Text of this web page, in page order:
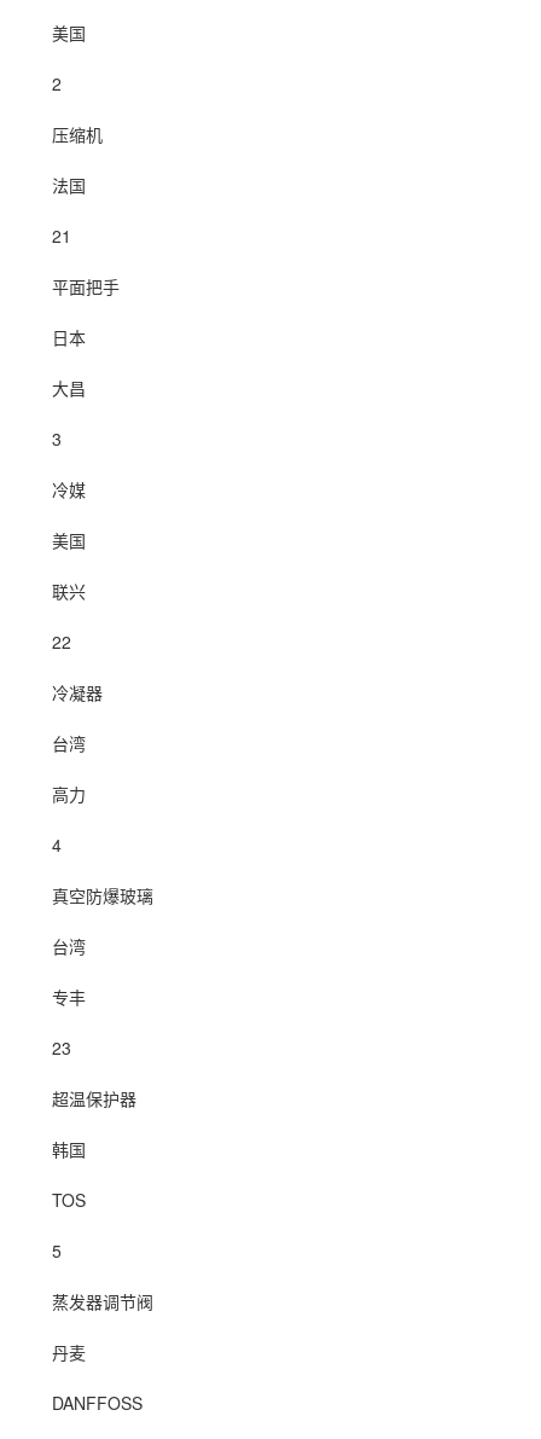
美国
2
压缩机
法国
21
平面把手
日本
大昌
3
冷媒
美国
联兴
22
冷凝器
台湾
高力
4
真空防爆玻璃
台湾
专丰
23
超温保护器
韩国
TOS
5
蒸发器调节阀
丹麦
DANFFOSS